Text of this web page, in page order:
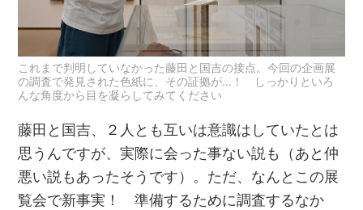
これまで判明していなかった藤田と国吉の接点。今回の企画展
の調査で発見された色紙に、その証拠が…！ しっかりといろ
んな角度から目を凝らしてみてください
藤田と国吉、２人とも互いは意識はしていたとは
思うんですが、実際に会った事ない説も（あと仲
悪い説もあったそうです）。ただ、なんとこの展
覧会で新事実！ 準備するために調査するなか